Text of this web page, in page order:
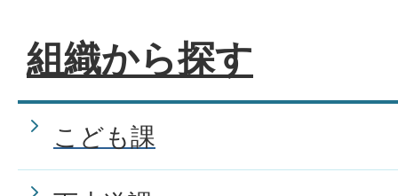
組織から探す
こども課